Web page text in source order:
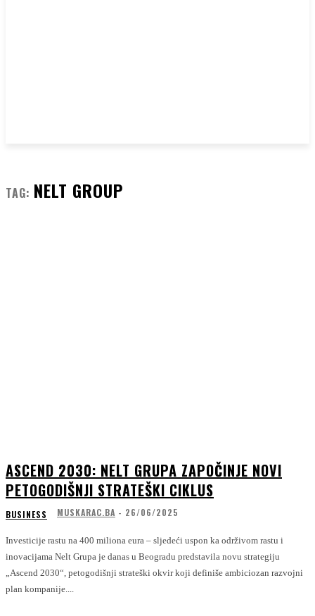
TAG: NELT GROUP
ASCEND 2030: NELT GRUPA ZAPOČINJE NOVI
PETOGODIŠNJI STRATEŠKI CIKLUS
BUSINESS MUSKARAC.BA - 26/06/2025
Investicije rastu na 400 miliona eura – sljedeći uspon ka održivom rastu i
inovacijama Nelt Grupa je danas u Beogradu predstavila novu strategiju
„Ascend 2030“, petogodišnji strateški okvir koji definiše ambiciozan razvojni
plan kompanije....